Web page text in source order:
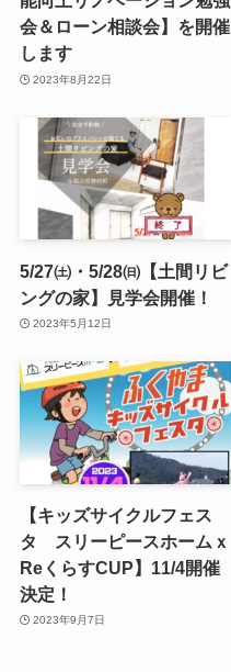
会＆ローン相談会】を開催
します
2023年8月22日
5/27㈯・5/28㈰【土間リビ
ングの家】見学会開催！
2023年5月12日
【キッズサイクルフェス
タ スリーピースホームｘ
ReくらすCUP】11/4開催
決定！
2023年9月7日